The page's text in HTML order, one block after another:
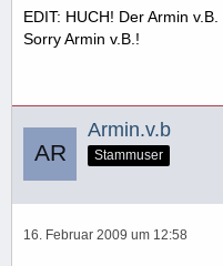
EDIT: HUCH! Der Armin
Sorry Armin v.B.!
Armin.v.b
Stammuser
16. Februar 2009 um 12:58